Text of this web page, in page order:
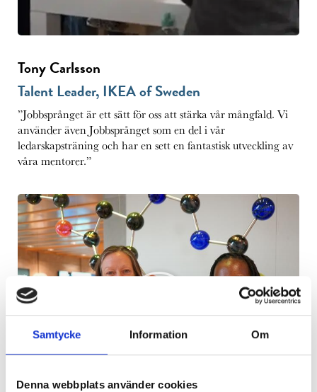
Samtycke Information Om
Denna webbplats använder cookies
Tony Carlsson
Talent Leader, IKEA of Sweden
”Jobbsprånget är ett sätt för oss att stärka vår mångfald. Vi
använder även Jobbsprånget som en del i vår
ledarskapsträning och har en sett en fantastisk utveckling av
våra mentorer.”